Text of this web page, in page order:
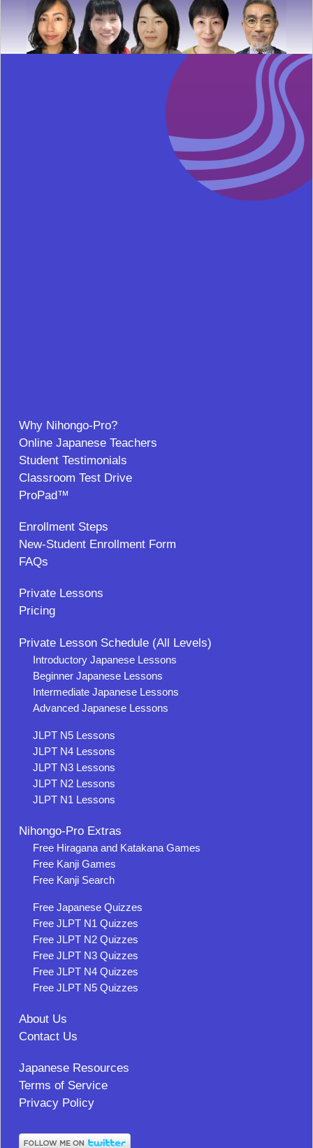
Why Nihongo-Pro?
Online Japanese Teachers
Student Testimonials
Classroom Test Drive
ProPad™
Enrollment Steps
New-Student Enrollment Form
FAQs
Private Lessons
Pricing
Private Lesson Schedule (All Levels)
Introductory Japanese Lessons
Beginner Japanese Lessons
Intermediate Japanese Lessons
Advanced Japanese Lessons
JLPT N5 Lessons
JLPT N4 Lessons
JLPT N3 Lessons
JLPT N2 Lessons
JLPT N1 Lessons
Nihongo-Pro Extras
Free Hiragana and Katakana Games
Free Kanji Games
Free Kanji Search
Free Japanese Quizzes
Free JLPT N1 Quizzes
Free JLPT N2 Quizzes
Free JLPT N3 Quizzes
Free JLPT N4 Quizzes
Free JLPT N5 Quizzes
About Us
Contact Us
Japanese Resources
Terms of Service
Privacy Policy